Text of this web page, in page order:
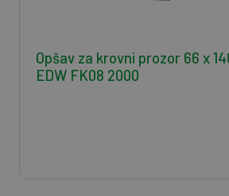
Opšav za krovni prozor 66 x
EDW FK08 2000